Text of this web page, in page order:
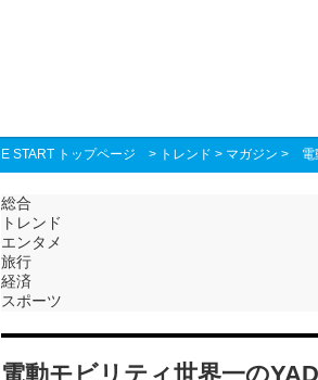
E START トップページ > トレンド > マガジン >
総合
トレンド
エンタメ
旅行
経済
スポーツ
電動モビリティ世界一の